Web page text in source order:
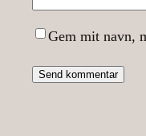
Gem mit navn,